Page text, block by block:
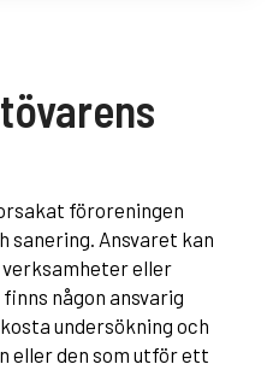
föroreningen
sanering. Ansvaret kan
eller
någon ansvarig
undersökning och
eller den som utför ett